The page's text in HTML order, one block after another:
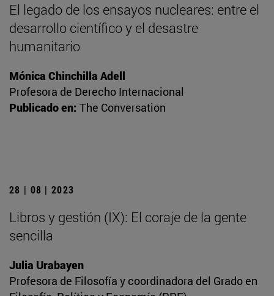
El legado de los ensayos nucleares: entre el
desarrollo científico y el desastre
humanitario
Mónica Chinchilla Adell
Profesora de Derecho Internacional
Publicado en: The Conversation
28 | 08 | 2023
Libros y gestión (IX): El coraje de la gente
sencilla
Julia Urabayen
Profesora de Filosofía y coordinadora del Grado en